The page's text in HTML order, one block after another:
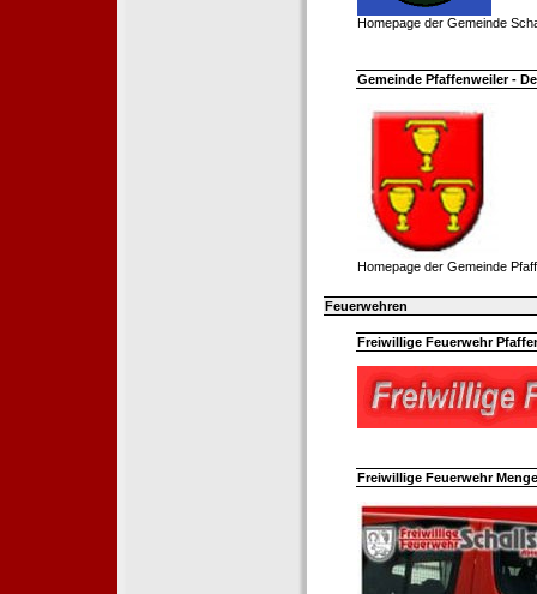
Homepage der Gemeinde
Gemeinde Pfaffenweiler -
Homepage der Gemeinde
Feuerwehren
Freiwillige Feuerwehr
Freiwillige Feuerwehr